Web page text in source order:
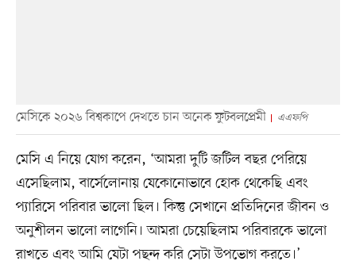
মেসিকে ২০২৬ বিশ্বকাপে দেখতে চান অনেক ফুটবলপ্রেমী এএফপি
মেসি এ নিয়ে যোগ করেন, ‘আমরা দুটি জটিল বছর পেরিয়ে
এসেছিলাম, বার্সেলোনায় যেকোনোভাবে হোক থেকেছি এবং
প্যারিসে পরিবার ভালো ছিল। কিন্তু সেখানে প্রতিদিনের জীবন ও
অনুশীলন ভালো লাগেনি। আমরা চেয়েছিলাম পরিবারকে ভালো
রাখতে এবং আমি যেটা পছন্দ করি সেটা উপভোগ করতে।’